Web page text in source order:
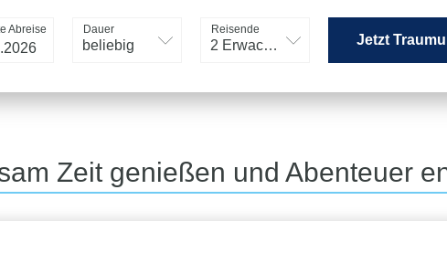
Abreise Dauer
beliebig
Reisende
2 Erwachsene Jetzt
Zeit genießen und Abenteuer